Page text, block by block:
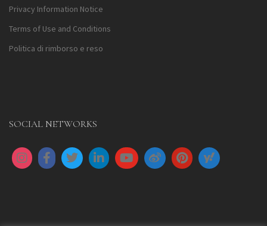
Privacy Information Notice
Terms of Use and Conditions
Politica di rimborso e reso
SOCIAL NETWORKS